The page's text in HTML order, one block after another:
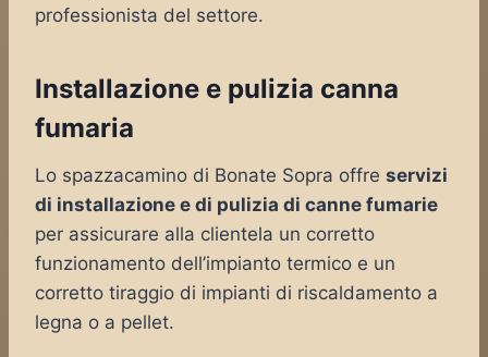
professionista del settore.
Installazione e pulizia canna
fumaria
Lo spazzacamino di Bonate Sopra offre servizi
di installazione e di pulizia di canne fumarie
per assicurare alla clientela un corretto
funzionamento dell’impianto termico e un
corretto tiraggio di impianti di riscaldamento a
legna o a pellet.